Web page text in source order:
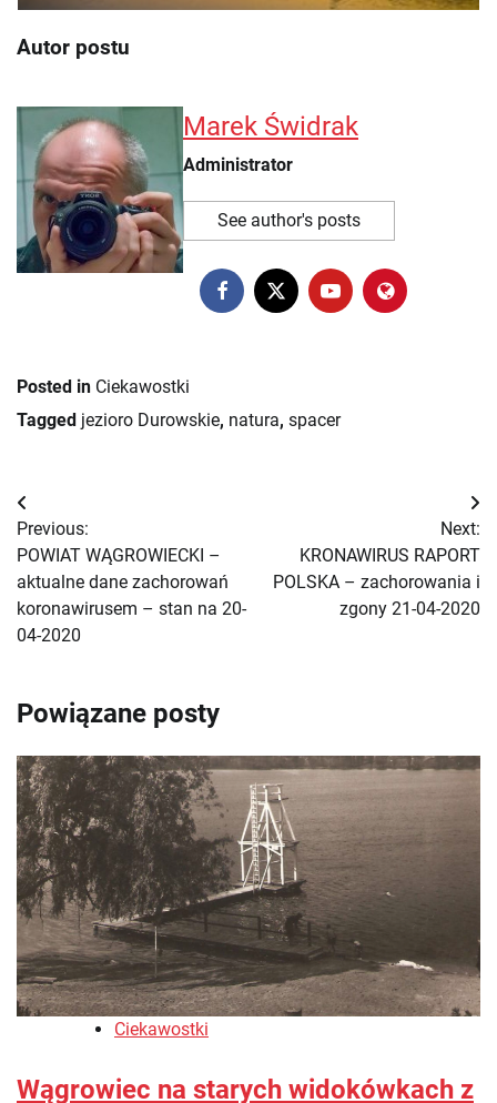
Autor postu
Marek Świdrak
Administrator
See author's posts
Posted in Ciekawostki
Tagged jezioro Durowskie, natura, spacer
Nawigacja
wpisu
Previous:
POWIAT WĄGROWIECKI –
aktualne dane zachorowań
koronawirusem – stan na 20-
04-2020
Next:
KRONAWIRUS RAPORT
POLSKA – zachorowania i
zgony 21-04-2020
Powiązane posty
Ciekawostki
Wągrowiec na starych widokówkach z